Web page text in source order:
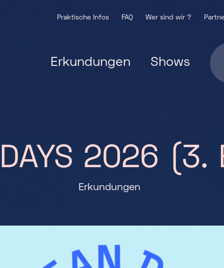
Praktische Infos FAQ Wer sind wir ?
Erkundungen Shows
AYS 2026 ( 3.
Erkundungen